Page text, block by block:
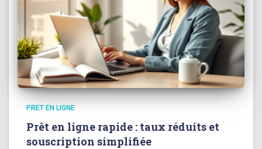
PRET EN LIGNE
Prêt en ligne rapide : taux réduits et
souscription simplifiée